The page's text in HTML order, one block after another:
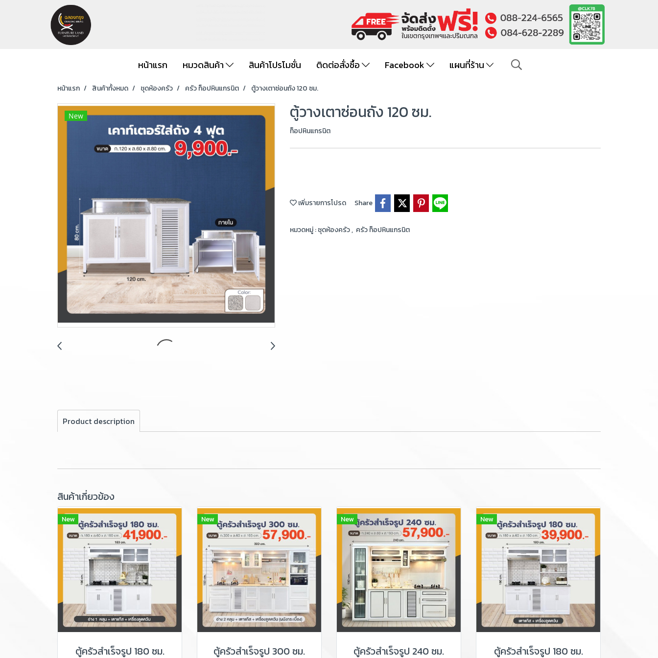
หน้าแรก หมวดสินค้า สินค้าโปรโมชั่น ติดต่อสั่งซื้อ Facebook แผนที่ร้าน
หน้าแรก สินค้าทั้งหมด ชุดห้องครัว ครัว ท็อปหินแกรนิต ตู้วางเตาซ่อนถัง 120 ซม.
New ตู้วางเตาซ่อนถัง 120 ซม.
ท็อปหินแกรนิต
เพิ่มรายการโปรด Share
หมวดหมู่ :ชุดห้องครัว, ครัว ท็อปหินแกรนิต
Product description
สินค้าเกี่ยวข้อง
New
ตู้ครัวสำเร็จรูป 180 ซม.
New
ตู้ครัวสำเร็จรูป 300 ซม.
New
ตู้ครัวสำเร็จรูป 240 ซม.
New
ตู้ครัวสำเร็จรูป 180 ซม.